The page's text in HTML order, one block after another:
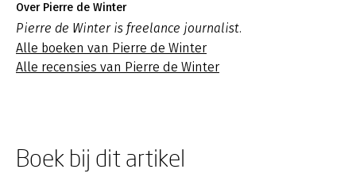
Over Pierre de Winter
Pierre de Winter is freelance journalist.
Alle boeken van Pierre de Winter
Alle recensies van Pierre de Winter
Boek bij dit artikel